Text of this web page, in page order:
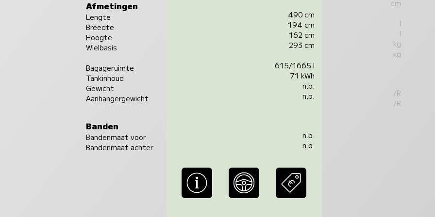
Afmetingen
Lengte
Breedte
Hoogte
Wielbasis
Bagageruimte
Tankinhoud
Gewicht
Aanhangergewicht
Banden
Bandenmaat voor
Bandenmaat achter
490 cm
194 cm
162 cm
293 cm
615/1665 l
71 kWh
n.b.
n.b.
n.b.
n.b.
cm
l
l
kg
kg
/R
/R